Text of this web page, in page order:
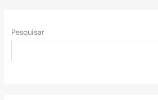
Pesquisar